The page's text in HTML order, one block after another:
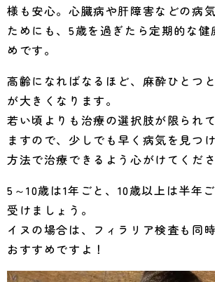
様も安心。心臓病や肝障害などの病
ためにも、5歳を過ぎたら定期的な
めです。
高齢になればなるほど、麻酔ひとつ
が大きくなります。
若い頃よりも治療の選択肢が限られ
ますので、少しでも早く病気を見つ
方法で治療できるよう心がけてくださ
5～10歳は1年ごと、10歳以上は半年
受けましょう。
イヌの場合は、フィラリア検査も同
おすすめですよ！